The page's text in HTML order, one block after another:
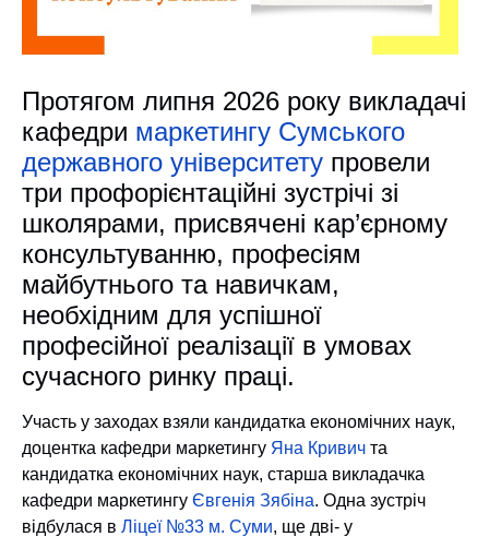
Протягом липня 2026 року викладачі
кафедри маркетингу Сумського
державного університету провели
три профорієнтаційні зустрічі зі
школярами, присвячені кар’єрному
консультуванню, професіям
майбутнього та навичкам,
необхідним для успішної
професійної реалізації в умовах
сучасного ринку праці.
Участь у заходах взяли кандидатка економічних наук,
доцентка кафедри маркетингу Яна Кривич та
кандидатка економічних наук, старша викладачка
кафедри маркетингу Євгенія Зябіна. Одна зустріч
відбулася в Ліцеї №33 м. Суми, ще дві- у